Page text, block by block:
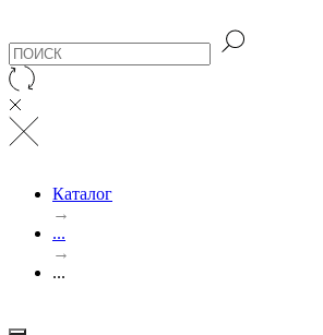
Каталог
→
...
→
...